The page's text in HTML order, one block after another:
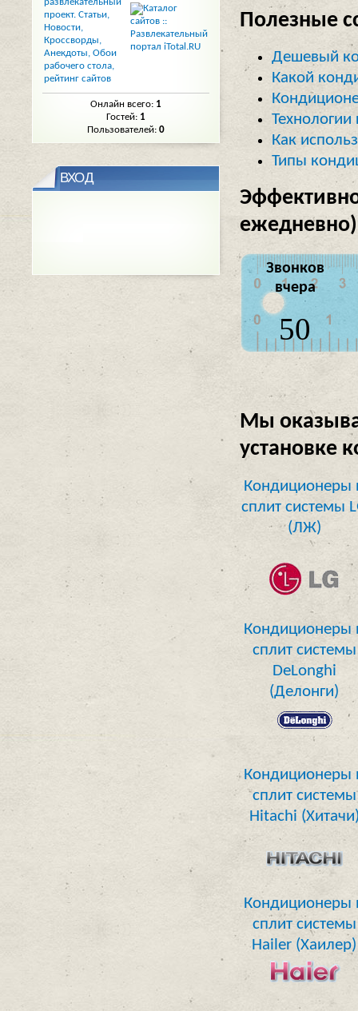
Полезные
Дешевый
Какой
Как
Типы
Звонков
вчера
50
Мы
установке
Кондиционеры
сплит системы
(ЛЖ)
Кондиционеры
сплит системы
DeLonghi
(Делонги)
Кондиционеры
сплит системы
Hitachi
Кондиционеры
сплит системы
Hailer (Хаилер)
Онлайн всего: 1
Гостей: 1
Пользователей: 0
ВХОД